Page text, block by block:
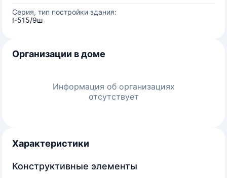
Серия, тип постройки здания:
I-515/9ш
Организации в доме
Информация об организациях
отсутствует
Характеристики
Конструктивные элементы